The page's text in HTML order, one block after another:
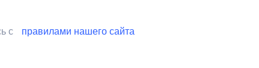
с правилами нашего сайта